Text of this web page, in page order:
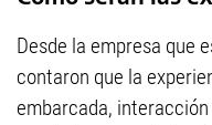
Desde la empresa que
contaron que la
embarcada,